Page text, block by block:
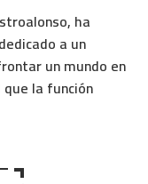
ha
a un
un mundo en
la función